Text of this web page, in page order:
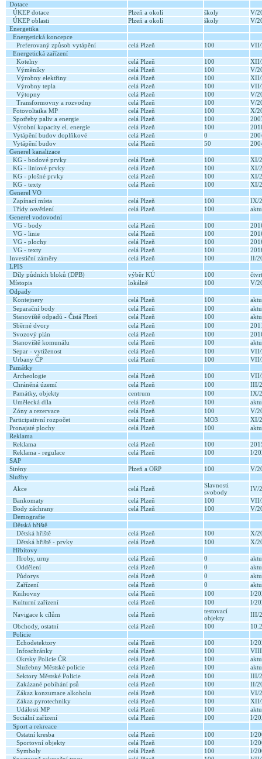
Dotace
ÚKEP dotace
Plzeň a okolí školy
V/
ÚKEP oblasti
Plzeň a okolí školy
V/
Energetika
Energetická koncepce
Preferovaný způsob vytápění
celá Plzeň 100
Energetická zařízení
Kotelny
celá Plzeň 100
Výměníky
celá Plzeň 100
V/
Výrobny elektřiny
celá Plzeň 100
Výrobny tepla
celá Plzeň 100
Výtopny
celá Plzeň 100
V/
Transformovny a rozvodny
celá Plzeň 100
V/
Fotovoltaika MP
celá Plzeň 100
X/
Spotřeby paliv a energie
celá Plzeň 100
Výrobní kapacity el. energie
celá Plzeň 100
Vytápění budov doplňkové
celá Plzeň 0
Vytápění budov
celá Plzeň 50
Generel kanalizace
KG - bodové prvky
celá Plzeň 100
XI/
KG - liniové prvky
celá Plzeň 100
XI/
KG - plošné prvky
celá Plzeň 100
XI/
KG - texty
celá Plzeň 100
XI/
Generel VO
Zapínací místa
celá Plzeň 100
IX/
Třídy osvětlení
celá Plzeň 100
Generel vodovodní
VG - body
celá Plzeň 100
VG - linie
celá Plzeň 100
VG - plochy
celá Plzeň 100
VG - texty
celá Plzeň 100
Investiční záměry
celá Plzeň 100
II/
LPIS
Díly půdních bloků (DPB)
výběr KÚ 100
Místopis
lokálně 100
V/
Odpady
Kontejnery
celá Plzeň 100
Separační body
celá Plzeň 100
Stanoviště odpadů - Čistá Plzeň
celá Plzeň 100
Sběrné dvory
celá Plzeň 100
Svozový plán
celá Plzeň 100
Stanoviště komunálu
celá Plzeň 100
Separ - vytíženost
celá Plzeň 100
Urbany ČP
celá Plzeň 100
Památky
Archeologie
celá Plzeň 100
Chráněná území
celá Plzeň 100
III/
Památky, objekty
centrum 100
IX/
Umělecká díla
celá Plzeň 100
Zóny a rezervace
celá Plzeň 100
V/
Participativní rozpočet
celá Plzeň MO3
XI/
Pronajaté plochy
celá Plzeň 100
Reklama
Reklama
celá Plzeň 100
Reklama - regulace
celá Plzeň 100
I/
SAP
Sirény
Plzeň a ORP 100
V/
Služby
Akce
celá Plzeň
Slavnosti
svobody
IV/
Bankomaty
celá Plzeň 100
Body záchrany
celá Plzeň 100
V/
Demografie
Dětská hřiště
Dětská hřiště
celá Plzeň 100
X/
Dětská hřiště - prvky
celá Plzeň 100
X/
Hřbitovy
Hroby, urny
celá Plzeň 0
Oddělení
celá Plzeň 0
Půdorys
celá Plzeň 0
Zařízení
celá Plzeň 0
Knihovny
celá Plzeň 100
I/
Kulturní zařízení
celá Plzeň 100
I/
Navigace k cílům
celá Plzeň
testovací
objekty
III/
Obchody, ostatní
celá Plzeň 100
Policie
Echodetektory
celá Plzeň 100
I/
Infoschránky
celá Plzeň 100
Okrsky Policie ČR
celá Plzeň 100
Služebny Městské policie
celá Plzeň 100
Sektory Městské Policie
celá Plzeň 100
III/
Zakázané pobíhání psů
celá Plzeň 100
II/
Zákaz konzumace alkoholu
celá Plzeň 100
VI/
Zákaz pyrotechniky
celá Plzeň 100
Události MP
celá Plzeň 100
Sociální zařízení
celá Plzeň 100
I/
Sport a rekreace
Ostatní kresba
celá Plzeň 100
I/
Sportovní objekty
celá Plzeň 100
I/
Symboly
celá Plzeň 100
I/